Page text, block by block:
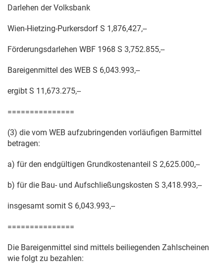
Darlehen der Volksbank
Wien-Hietzing-Purkersdorf S 1,876,427,--
Förderungsdarlehen WBF 1968 S 3,752.855,--
Bareigenmittel des WEB S 6,043.993,--
ergibt S 11,673.275,--
===============
(3) die vom WEB aufzubringenden vorläufigen Barmittel
betragen:
a) für den endgültigen Grundkostenanteil S 2,625.000,--
b) für die Bau- und Aufschließungskosten S 3,418.993,--
insgesamt somit S 6,043.993,--
===============
Die Bareigenmittel sind mittels beiliegenden Zahlscheinen
wie folgt zu bezahlen: